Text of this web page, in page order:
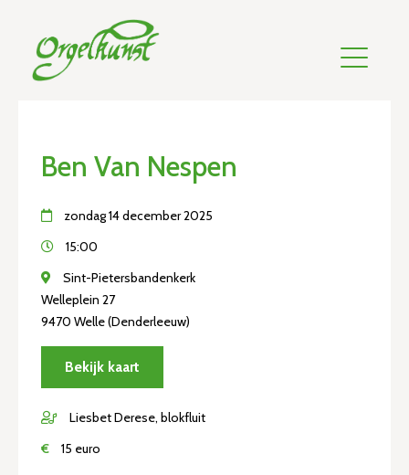
Ben Van Nespen
zondag 14 december 2025
15:00
Sint-Pietersbandenkerk
Welleplein 27
9470 Welle (Denderleeuw)
Bekijk kaart
Liesbet Derese, blokfluit
€
15 euro